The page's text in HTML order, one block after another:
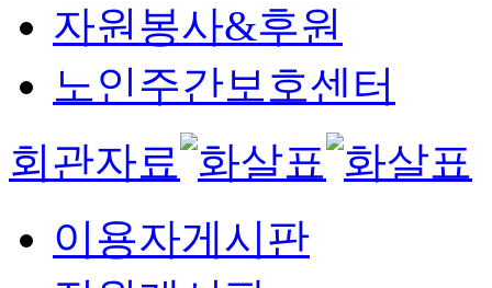
자원봉사&후원
노인주간보호센터
회관자료
이용자게시판